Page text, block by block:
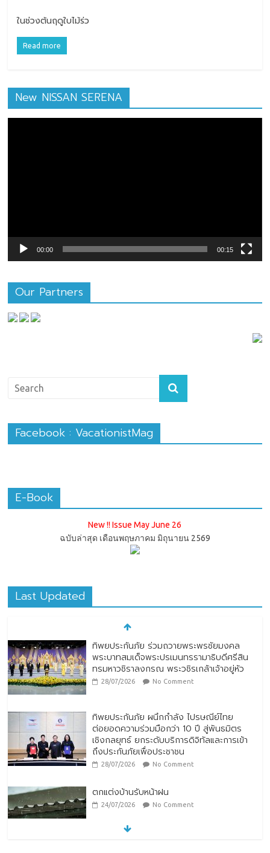
ในช่วงต้นฤดูใบไม้ร่ว
Read more
New NISSAN SERENA
00:00 00:15
Our Partners
Facebook : VacationistMag
E-Book
New !! Issue May June 26
ฉบับล่าสุด เดือนพฤษภาคม มิถุนายน 2569
Last Updated
ทิพยประกันภัย ร่วมถวายพระพรชัยมงคล
พระบาทสมเด็จพระปรเมนทรรามาธิบดีศรีสิน
ทรมหาวชิราลงกรณ พระวชิรเกล้าเจ้าอยู่หัว
28/07/2026 No Comment
ทิพยประกันภัย ผนึกกำลัง ไปรษณีย์ไทย
ต่อยอดความร่วมมือกว่า 10 ปี สู่พันธมิตร
เชิงกลยุทธ์ ยกระดับบริการดิจิทัลและการเข้า
ถึงประกันภัยเพื่อประชาชน
28/07/2026 No Comment
ตกแต่งบ้านรับหน้าฝน
24/07/2026 No Comment